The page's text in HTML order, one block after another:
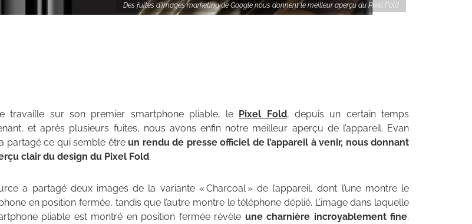
Des fuites d'images marketing de Google nous donnent le meilleur aperçu du Pixel Fold
travaille sur son premier smartphone pliable, le Pixel Fold, depuis un certain temps
et après plusieurs fuites, nous avons enfin notre meilleur aperçu de l’appareil. Evan
partagé ce qui semble être un rendu de presse officiel de l’appareil à venir, nous donnant
clair du design du Pixel Fold.
a partagé deux images de la variante « Charcoal » de l’appareil, dont l’une montre le
en position fermée, tandis que l’autre montre le téléphone déplié. L’image dans laquelle
pliable est montré en position fermée révèle une charnière incroyablement fine.